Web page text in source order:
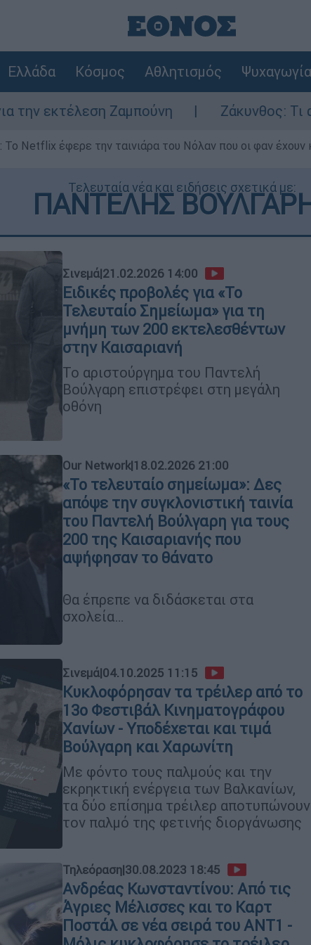
Ελλάδα Κόσμος Αθλητισμός Ψυχαγωγία
Ζαμπούνη Ζάκυνθος: Τι απαντά η ΕΛΑΣ
Το Netflix έφερε την ταινιάρα του Νόλαν που οι φαν έχουν
Τελευταία νέα και ειδήσεις σχετικά με:
ΠΑΝΤΕΛΗΣ
Σινεμά|21.02.2026 14:00
Ειδικές προβολές για «Το
Τελευταίο Σημείωμα» για τη
μνήμη των 200 εκτελεσθέντων
στην Καισαριανή
Το αριστούργημα του Παντελή
Βούλγαρη επιστρέφει στη μεγάλη
οθόνη
Our Network|18.02.2026 21:00
«Το τελευταίο σημείωμα»: Δες
απόψε την συγκλονιστική ταινία
του Παντελή Βούλγαρη για τους
200 της Καισαριανής που
αψήφησαν το θάνατο
Θα έπρεπε να διδάσκεται στα
σχολεία…
Σινεμά|04.10.2025 11:15
Κυκλοφόρησαν τα τρέιλερ από το
13ο Φεστιβάλ Κινηματογράφου
Χανίων - Υποδέχεται και τιμά
Βούλγαρη και Χαρωνίτη
Με φόντο τους παλμούς και την
εκρηκτική ενέργεια των Βαλκανίων,
τα δύο επίσημα τρέιλερ αποτυπώνουν
τον παλμό της φετινής διοργάνωσης
Τηλεόραση|30.08.2023 18:45
Ανδρέας Κωνσταντίνου: Από τις
Άγριες Μέλισσες και το Καρτ
Ποστάλ σε νέα σειρά του ΑΝΤ1 -